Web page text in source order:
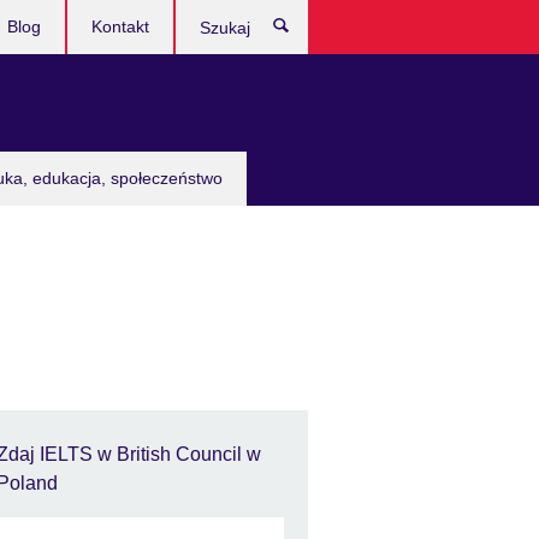
edukacja, społeczeństwo
Blog Kontakt
IELTS w British Council w